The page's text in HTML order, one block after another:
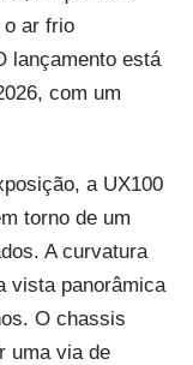
o ar frio
lançamento está
com um
a UX100
torno de um
A curvatura
vista panorâmica
O chassis
uma via de